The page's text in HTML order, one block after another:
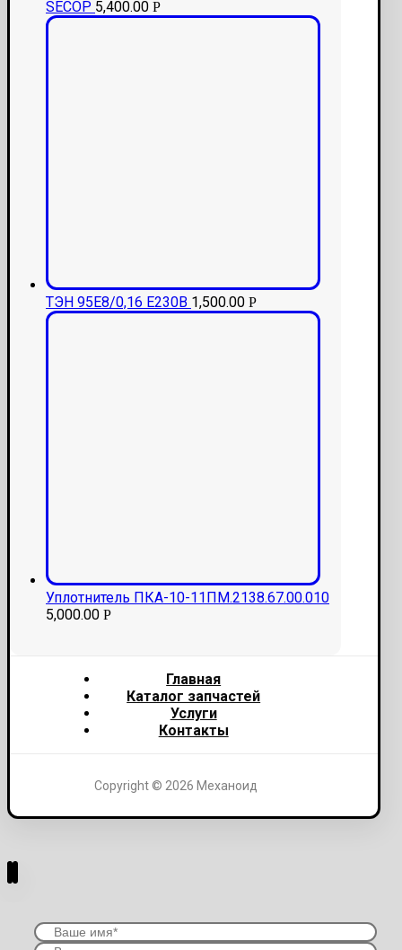
SECOP 5,400.00 Р
ТЭН 95Е8/0,16 Е230В 1,500.00 Р
Уплотнитель ПКА-10-11ПМ.2138.67.00.010
5,000.00 Р
Главная
Каталог запчастей
Услуги
Контакты
Copyright © 2026 Механоид